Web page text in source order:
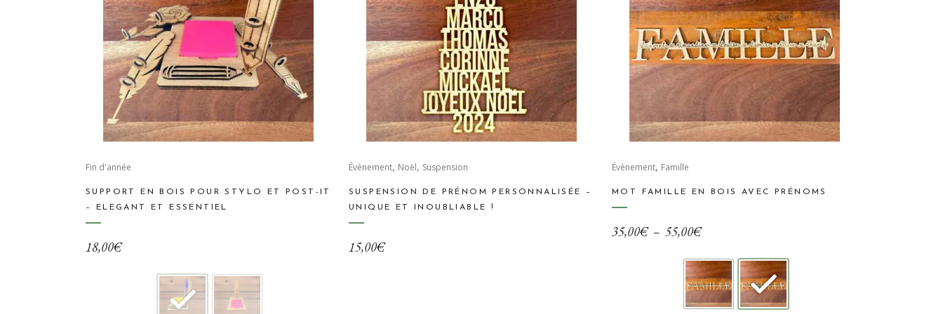
produit
a
plusieurs
variations.
Les
Fin d'année
SUPPORT EN BOIS POUR STYLO ET POST-IT
– ELEGANT ET ESSENTIEL
18,00€
Évènement, Noël, Suspension
SUSPENSION DE PRÉNOM PERSONNALISÉE –
UNIQUE ET INOUBLIABLE !
15,00€
produit
a
plusieurs
Les
Évènement, Famille
MOT FAMILLE EN BOIS AVEC PRÉNOMS
35,00€ – 55,00€Plage
prix :
35,00€
à